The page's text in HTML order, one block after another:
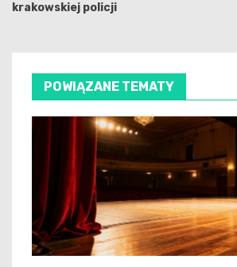
krakowskiej policji
POWIĄZANE TEMATY